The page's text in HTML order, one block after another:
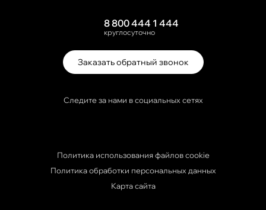
8 800 444 1 444
круглосуточно
Заказать обратный звонок
Следите за нами в социальных сетях
Политика использования файлов cookie
Политика обработки персональных данных
Карта сайта